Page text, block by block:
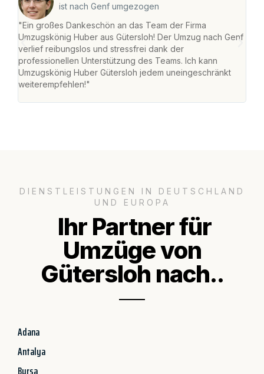
ist nach Genf umgezogen
"Ein großes Dankeschön an das Team der Firma
Umzugskönig Huber aus Gütersloh! Der Umzug nach Genf
verlief reibungslos und stressfrei dank der
professionellen Unterstützung des Teams. Ich kann
Umzugskönig Huber Gütersloh jedem uneingeschränkt
weiterempfehlen!"
DIENSTLEISTUNGEN IN DEUTSCHLAND
UND EUROPA
Ihr Partner für
Umzüge von
Gütersloh nach..
Adana
Antalya